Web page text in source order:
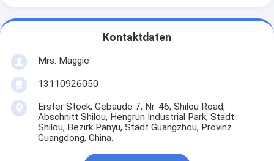
Kontaktdaten
Mrs. Maggie
13110926050
Erster Stock, Gebäude 7, Nr. 46, Shilou Road,
Abschnitt Shilou, Hengrun Industrial Park, Stadt
Shilou, Bezirk Panyu, Stadt Guangzhou, Provinz
Guangdong, China.